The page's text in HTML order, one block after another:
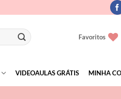
Favoritos
VIDEOAULAS GRÁTIS MINHA